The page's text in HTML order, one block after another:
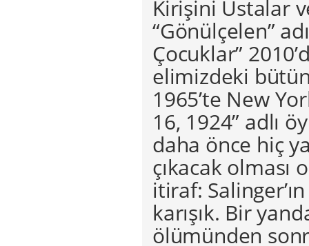
Kirişini Ustalar
“Gönülçelen”
Çocuklar”
elimizdeki
1965’te New
16, 1924” adlı
daha önce hiç
çıkacak olması
itiraf:
karışık. Bir
ölümünden